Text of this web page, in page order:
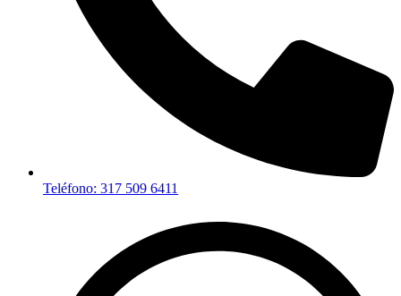
Teléfono: 317 509 6411